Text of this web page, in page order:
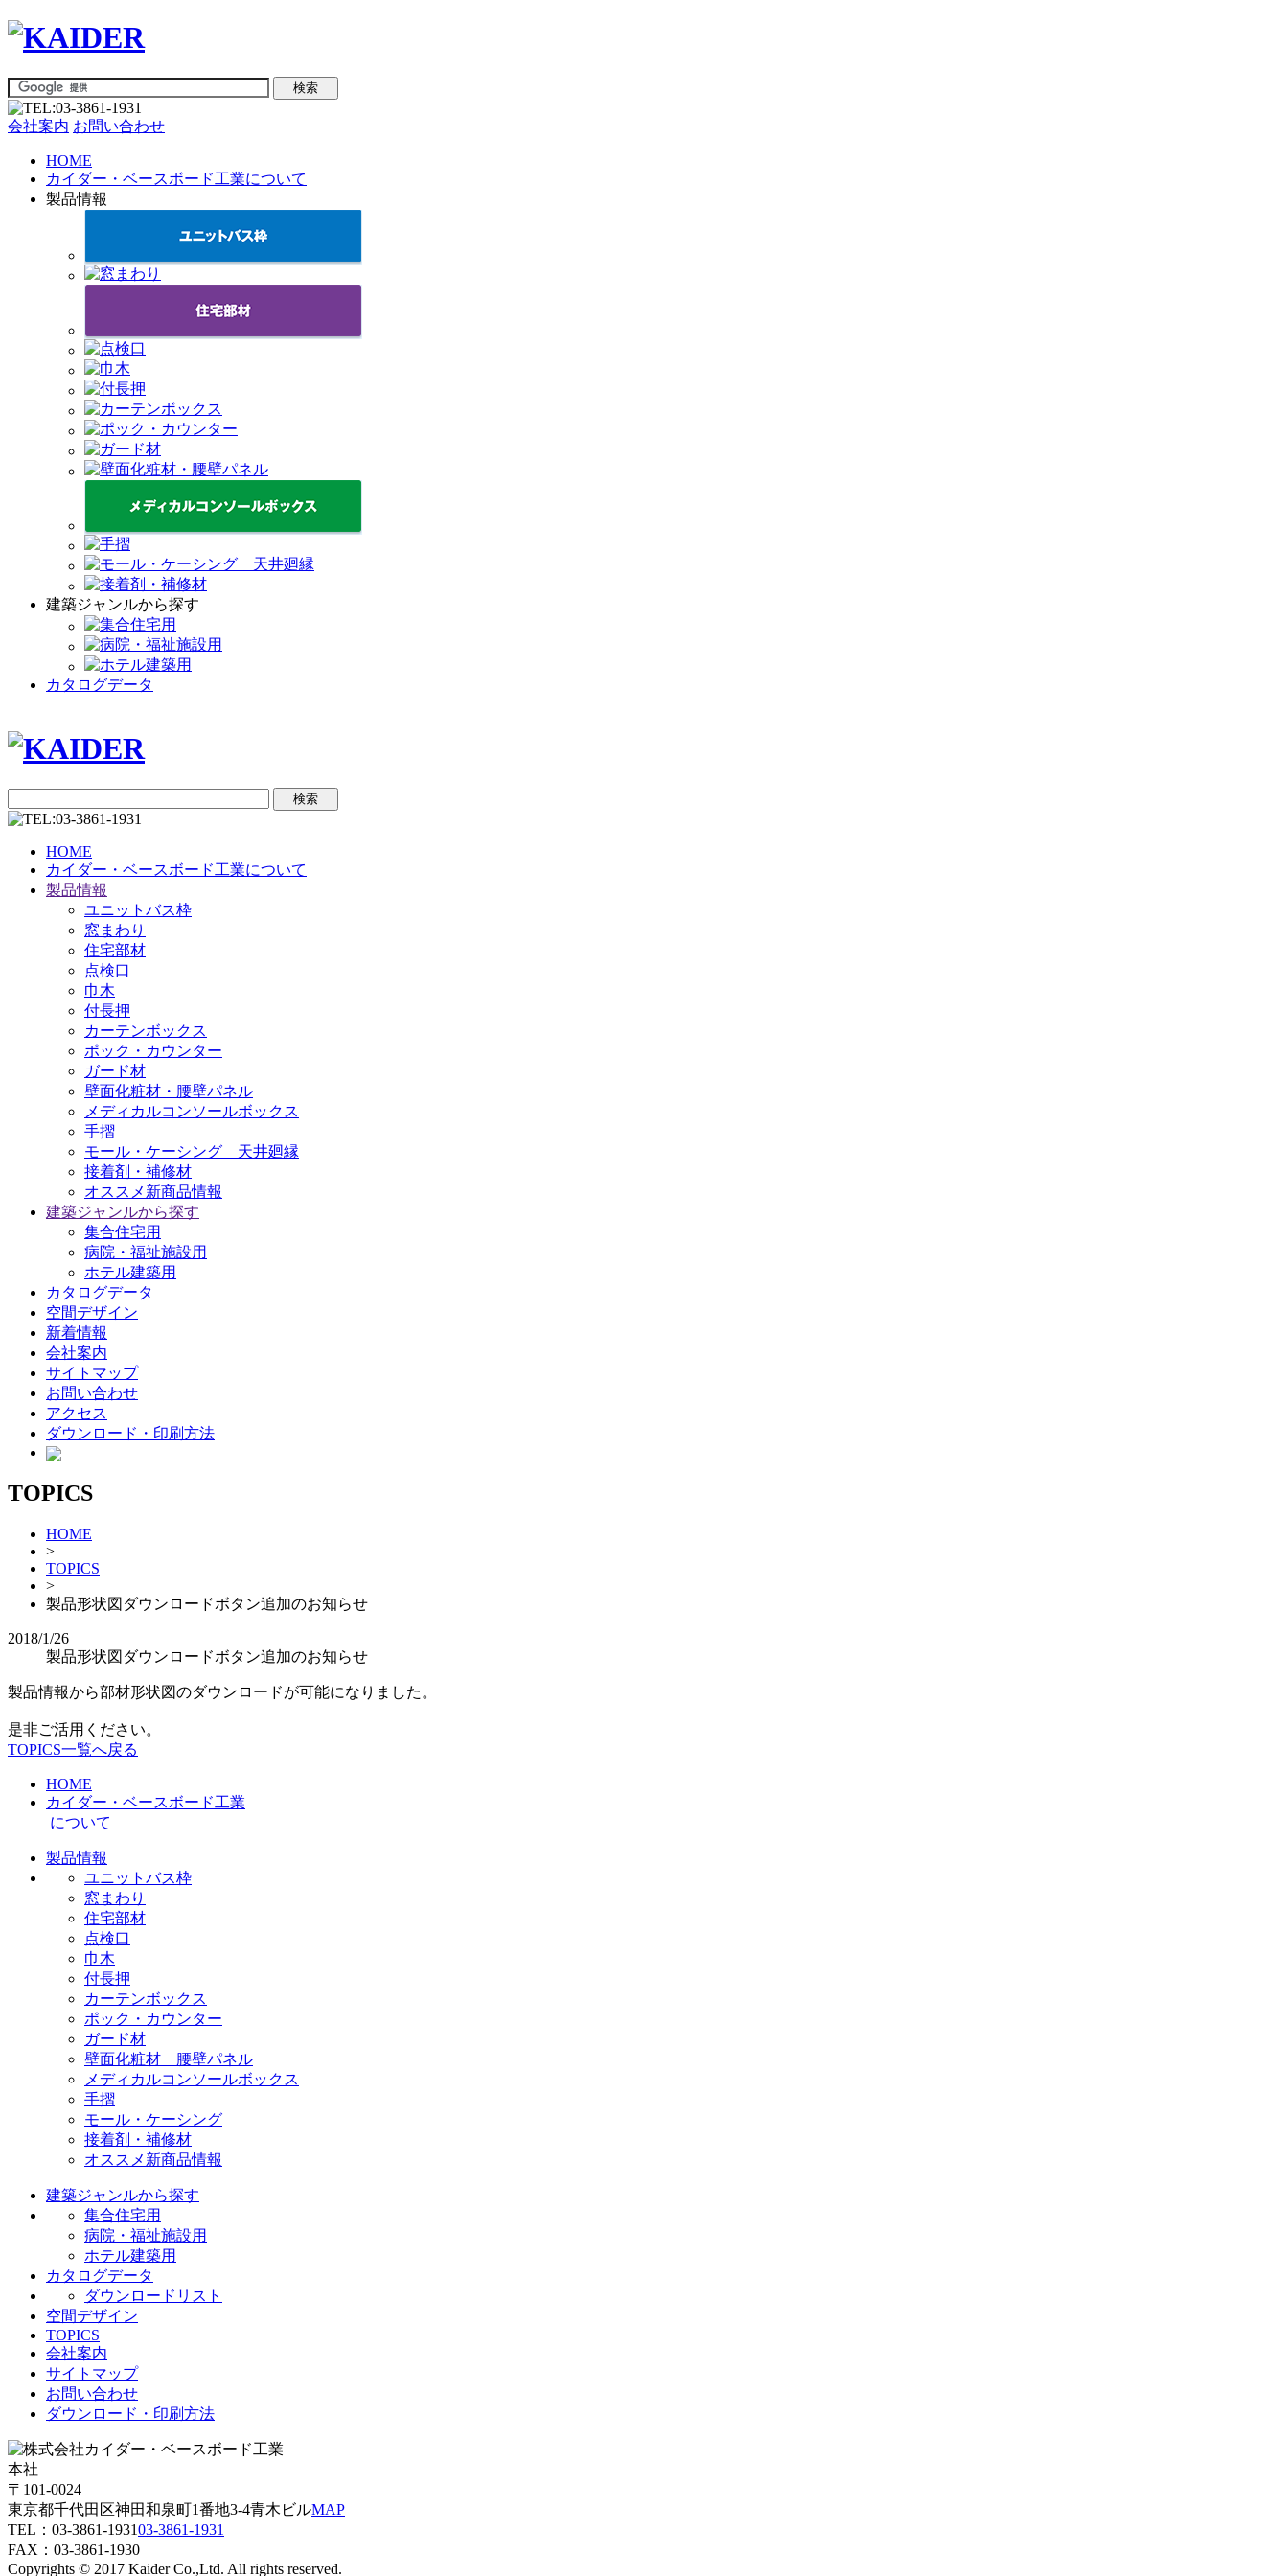
会社案内 お問い合わせ
HOME
カイダー・ベースボード工業について
製品情報
建築ジャンルから探す
カタログデータ
HOME
カイダー・ベースボード工業について
製品情報
ユニットバス枠
窓まわり
住宅部材
点検口
巾木
付長押
カーテンボックス
ポック・カウンター
ガード材
壁面化粧材・腰壁パネル
メディカルコンソールボックス
手摺
モール・ケーシング 天井廻縁
接着剤・補修材
オススメ新商品情報
建築ジャンルから探す
集合住宅用
病院・福祉施設用
ホテル建築用
カタログデータ
空間デザイン
新着情報
会社案内
サイトマップ
お問い合わせ
アクセス
ダウンロード・印刷方法
TOPICS
HOME
>
TOPICS
>
製品形状図ダウンロードボタン追加のお知らせ
2018/1/26
製品形状図ダウンロードボタン追加のお知らせ
製品情報から部材形状図のダウンロードが可能になりました。
是非ご活用ください。
TOPICS一覧へ戻る
HOME
カイダー・ベースボード工業
について
製品情報
ユニットバス枠
窓まわり
住宅部材
点検口
巾木
付長押
カーテンボックス
ポック・カウンター
ガード材
壁面化粧材 腰壁パネル
メディカルコンソールボックス
手摺
モール・ケーシング
接着剤・補修材
オススメ新商品情報
建築ジャンルから探す
集合住宅用
病院・福祉施設用
ホテル建築用
カタログデータ
ダウンロードリスト
空間デザイン
TOPICS
会社案内
サイトマップ
お問い合わせ
ダウンロード・印刷方法
本社
〒101-0024
東京都千代田区神田和泉町1番地3-4青木ビルMAP
TEL： 03-3861-193103-3861-1931
FAX：03-3861-1930
Copyrights © 2017 Kaider Co.,Ltd. All rights reserved.